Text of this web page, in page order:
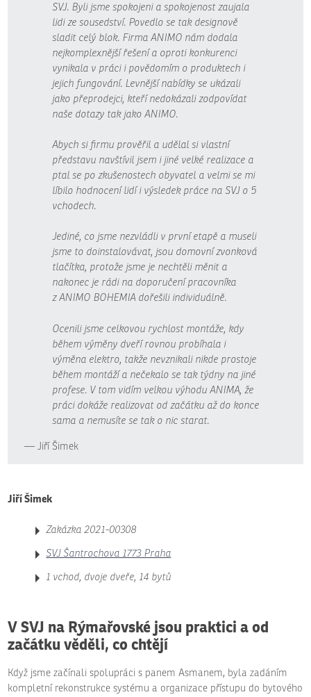
SVJ. Byli jsme spokojeni a spokojenost zaujala
lidi ze sousedství. Povedlo se tak designově
sladit celý blok. Firma ANIMO nám dodala
nejkomplexnější řešení a oproti konkurenci
vynikala v práci i povědomím o produktech i
jejich fungování. Levnější nabídky se ukázali
jako přeprodejci, kteří nedokázali zodpovídat
naše dotazy tak jako ANIMO.
Abych si firmu prověřil a udělal si vlastní
představu navštívil jsem i jiné velké realizace a
ptal se po zkušenostech obyvatel a velmi se mi
líbilo hodnocení lidí i výsledek práce na SVJ o 5
vchodech.
Jediné, co jsme nezvládli v první etapě a museli
jsme to doinstalovávat, jsou domovní zvonková
tlačítka, protože jsme je nechtěli měnit a
nakonec je rádi na doporučení pracovníka
z ANIMO BOHEMIA dořešili individuálně.
Ocenili jsme celkovou rychlost montáže, kdy
během výměny dveří rovnou probíhala i
výměna elektro, takže nevznikali nikde prostoje
během montáží a nečekalo se tak týdny na jiné
profese. V tom vidím velkou výhodu ANIMA, že
práci dokáže realizovat od začátku až do konce
sama a nemusíte se tak o nic starat.
Jiří Šimek
Jiří Šimek
Zakázka 2021-00308
SVJ Šantrochova 1773 Praha
1 vchod, dvoje dveře, 14 bytů
V SVJ na Rýmařovské jsou praktici a od
začátku věděli, co chtějí
Když jsme začínali spolupráci s panem Asmanem, byla zadáním
kompletní rekonstrukce systému a organizace přístupu do bytového